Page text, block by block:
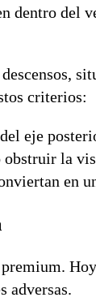
dentro del
criterios:
eje
obstruir la
en
adversas.